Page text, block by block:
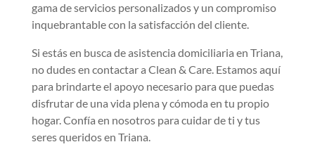
gama de servicios personalizados y un compromiso
inquebrantable con la satisfacción del cliente.
Si estás en busca de asistencia domiciliaria en Triana,
no dudes en contactar a Clean & Care. Estamos aquí
para brindarte el apoyo necesario para que puedas
disfrutar de una vida plena y cómoda en tu propio
hogar. Confía en nosotros para cuidar de ti y tus
seres queridos en Triana.